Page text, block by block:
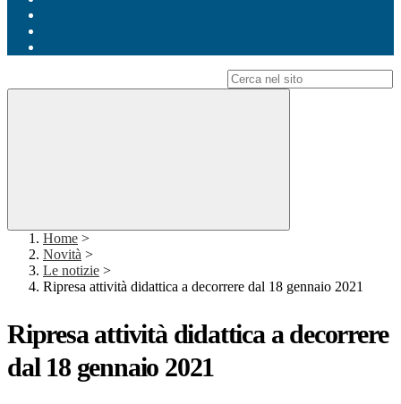
Home >
Novità >
Le notizie >
Ripresa attività didattica a decorrere dal 18 gennaio 2021
Ripresa attività didattica a decorrere
dal 18 gennaio 2021